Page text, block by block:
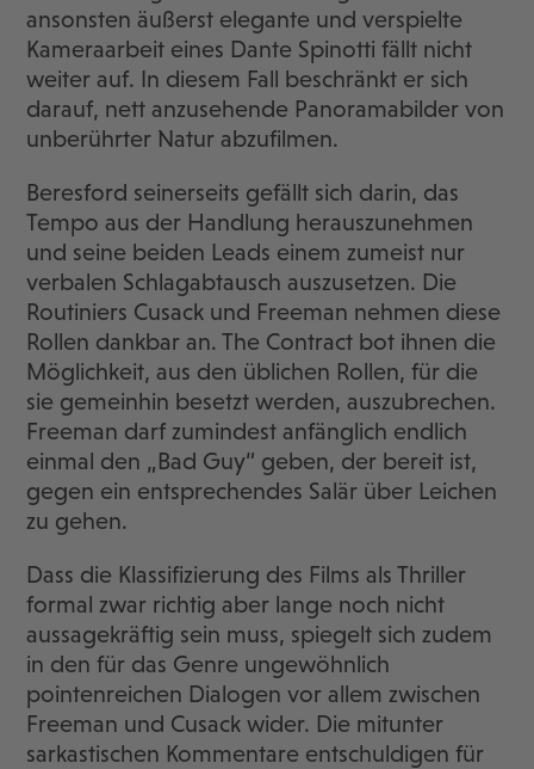
ansonsten äußerst elegante und verspielte
Kameraarbeit eines Dante Spinotti fällt nicht
weiter auf. In diesem Fall beschränkt er sich
darauf, nett anzusehende Panoramabilder von
unberührter Natur abzufilmen.
Beresford seinerseits gefällt sich darin, das
Tempo aus der Handlung herauszunehmen
und seine beiden Leads einem zumeist nur
verbalen Schlagabtausch auszusetzen. Die
Routiniers Cusack und Freeman nehmen diese
Rollen dankbar an. The Contract bot ihnen die
Möglichkeit, aus den üblichen Rollen, für die
sie gemeinhin besetzt werden, auszubrechen.
Freeman darf zumindest anfänglich endlich
einmal den „Bad Guy“ geben, der bereit ist,
gegen ein entsprechendes Salär über Leichen
zu gehen.
Dass die Klassifizierung des Films als Thriller
formal zwar richtig aber lange noch nicht
aussagekräftig sein muss, spiegelt sich zudem
in den für das Genre ungewöhnlich
pointenreichen Dialogen vor allem zwischen
Freeman und Cusack wider. Die mitunter
sarkastischen Kommentare entschuldigen für